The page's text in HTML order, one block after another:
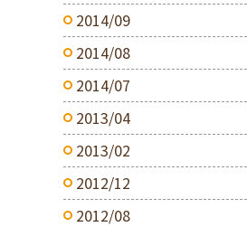
2014/09
2014/08
2014/07
2013/04
2013/02
2012/12
2012/08